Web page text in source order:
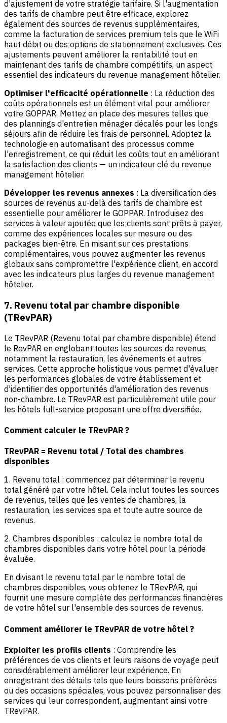
d'ajustement de votre stratégie tarifaire. Si l'augmentation
des tarifs de chambre peut être efficace, explorez
également des sources de revenus supplémentaires,
comme la facturation de services premium tels que le WiFi
haut débit ou des options de stationnement exclusives. Ces
ajustements peuvent améliorer la rentabilité tout en
maintenant des tarifs de chambre compétitifs, un aspect
essentiel des indicateurs du revenue management hôtelier.
Optimiser l'efficacité opérationnelle : La réduction des
coûts opérationnels est un élément vital pour améliorer
votre GOPPAR. Mettez en place des mesures telles que
des plannings d'entretien ménager décalés pour les longs
séjours afin de réduire les frais de personnel. Adoptez la
technologie en automatisant des processus comme
l'enregistrement, ce qui réduit les coûts tout en améliorant
la satisfaction des clients — un indicateur clé du revenue
management hôtelier.
Développer les revenus annexes : La diversification des
sources de revenus au-delà des tarifs de chambre est
essentielle pour améliorer le GOPPAR. Introduisez des
services à valeur ajoutée que les clients sont prêts à payer,
comme des expériences locales sur mesure ou des
packages bien-être. En misant sur ces prestations
complémentaires, vous pouvez augmenter les revenus
globaux sans compromettre l'expérience client, en accord
avec les indicateurs plus larges du revenue management
hôtelier.
7. Revenu total par chambre disponible
(TRevPAR)
Le TRevPAR (Revenu total par chambre disponible) étend
le RevPAR en englobant toutes les sources de revenus,
notamment la restauration, les événements et autres
services. Cette approche holistique vous permet d'évaluer
les performances globales de votre établissement et
d'identifier des opportunités d'amélioration des revenus
non-chambre. Le TRevPAR est particulièrement utile pour
les hôtels full-service proposant une offre diversifiée.
Comment calculer le TRevPAR ?
TRevPAR = Revenu total / Total des chambres
disponibles
1. Revenu total : commencez par déterminer le revenu
total généré par votre hôtel. Cela inclut toutes les sources
de revenus, telles que les ventes de chambres, la
restauration, les services spa et toute autre source de
revenus.
2. Chambres disponibles : calculez le nombre total de
chambres disponibles dans votre hôtel pour la période
évaluée.
En divisant le revenu total par le nombre total de
chambres disponibles, vous obtenez le TRevPAR, qui
fournit une mesure complète des performances financières
de votre hôtel sur l'ensemble des sources de revenus.
Comment améliorer le TRevPAR de votre hôtel ?
Exploiter les profils clients : Comprendre les
préférences de vos clients et leurs raisons de voyage peut
considérablement améliorer leur expérience. En
enregistrant des détails tels que leurs boissons préférées
ou des occasions spéciales, vous pouvez personnaliser des
services qui leur correspondent, augmentant ainsi votre
TRevPAR.